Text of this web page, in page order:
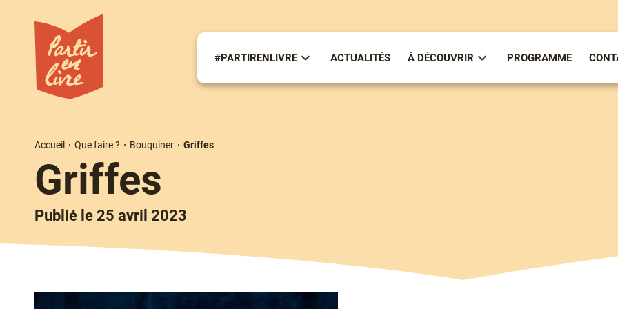
contenu
principal
#PARTIRENLIVRE
Sous-
#partirenlivre
ACTUALITÉS À DÉCOUVRIR
Sous-
À
PROGRAMME
d'Ariane
Accueil Que faire ? Bouquiner Griffes
Griffes
Publié le 25 avril 2023